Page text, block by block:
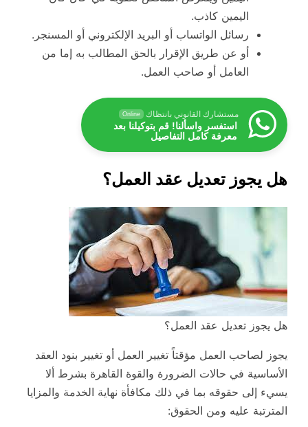
اليمين كاذب.
رسائل الواتساب أو البريد الإلكتروني أو المسنجر.
أو عن طريق الإقرار بالحق المطالب به إما من
العامل أو صاحب العمل.
مستشارك القانوني بانتظاك Online
استفسر واسألنا! قم بتوكيلنا بعد
معرفة كامل التفاصيل
هل يجوز تعديل عقد العمل؟
هل يجوز تعديل عقد العمل؟
يجوز لصاحب العمل مؤقتاً تغيير العمل أو تغيير بنود العقد
الأساسية في حالات الضرورة والقوة القاهرة بشرط ألا
يسيء إلى حقوقه بما في ذلك مكافأة نهاية الخدمة والمزايا
المترتبة عليه ومن الحقوق: